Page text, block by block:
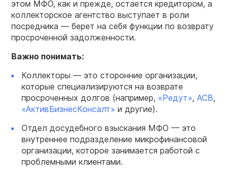
этом МФО, как и прежде, остается кредитором, а
коллекторское агентство выступает в роли
посредника — берет на себя функции по возврату
просроченной задолженности.
Важно понимать:
Коллекторы — это сторонние организации,
которые специализируются на возврате
просроченных долгов (например, «Редут», АСВ,
«АктивБизнесКонсалт» и другие).
Отдел досудебного взыскания МФО — это
внутреннее подразделение микрофинансовой
организации, которое занимается работой с
проблемными клиентами.